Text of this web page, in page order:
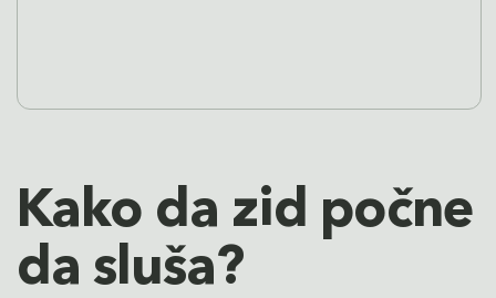
Kako da zid počne
da sluša?